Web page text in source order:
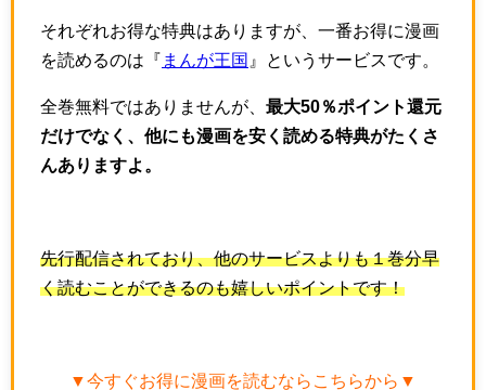
それぞれお得な特典はありますが、一番お得に漫画
を読めるのは『 まんが王国 』というサービスです。
全巻無料ではありませんが、 最大50％ポイント還元
だけでなく、他にも漫画を安く読める特典がたくさ
んありますよ。
先行配信されており、他のサービスよりも１巻分早
く読むことができるのも嬉しいポイントです！
▼今すぐお得に漫画を読むならこちらから▼